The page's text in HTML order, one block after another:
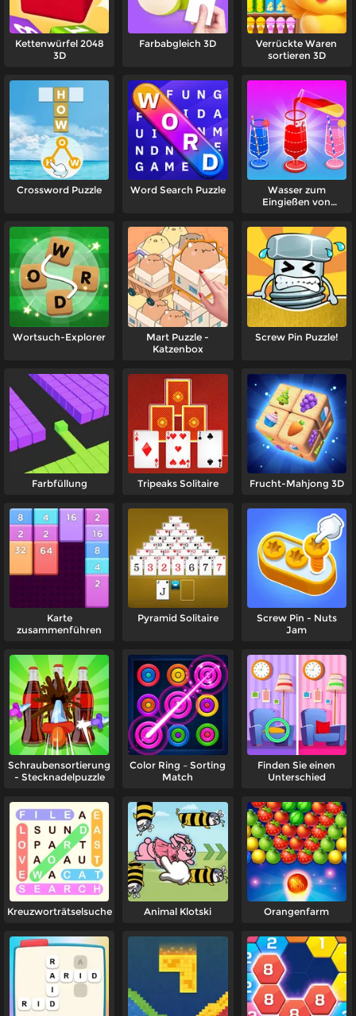
Kettenwürfel 2048
3D
Farbabgleich 3D
Verrückte Waren
sortieren 3D
Crossword Puzzle Word Search Puzzle
Wasser zum
Eingießen von
Wortsuch-Explorer
Mart Puzzle -
Katzenbox
Screw Pin Puzzle!
Farbfüllung Tripeaks Solitaire Frucht-Mahjong 3D
Karte
zusammenführen
Pyramid Solitaire
Screw Pin - Nuts
Jam
Schraubensortierung
- Stecknadelpuzzle
Color Ring – Sorting
Match
Finden Sie einen
Unterschied
Kreuzworträtselsuche Animal Klotski Orangenfarm